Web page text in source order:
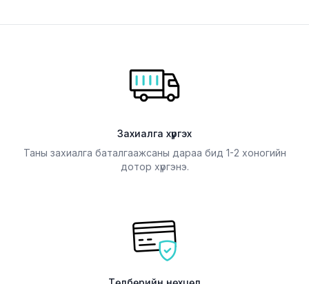
Захиалга хүргэх
Таны захиалга баталгаажсаны дараа бид 1-2 хоногийн
дотор хүргэнэ.